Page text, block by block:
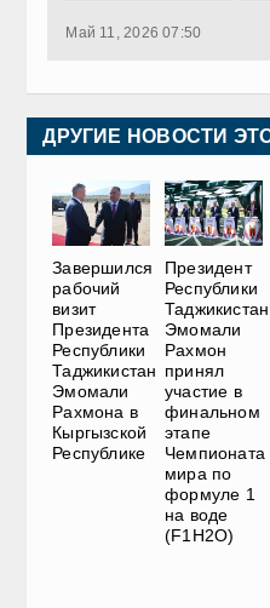
Май 11, 2026 07:50
ДРУГИЕ НОВОСТИ
Завершился
рабочий
визит
Президента
Республики
Таджикистан
Эмомали
Рахмона в
Кыргызской
Республике
Президент
Республики
Таджикистан
Эмомали
Рахмон
принял
участие в
финальном
этапе
Чемпионата
мира по
формуле 1
на воде
(F1H2O)